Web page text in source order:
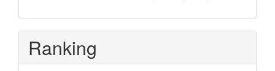
Ranking